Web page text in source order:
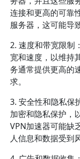
连接和更高的可靠
服务器，这可能导
2. 速度和带宽限制
宽和速度，以维持
务通常提供更高的
求。
3. 安全性和隐私保
加密和隐私保护，
VPN加速器可能缺
人信息和数据受到